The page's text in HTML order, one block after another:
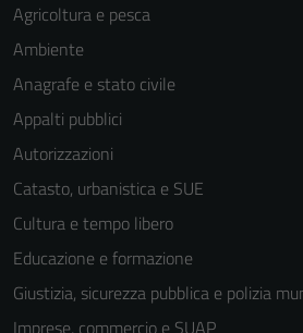
Agricoltura e pesca
Ambiente
Anagrafe e stato civile
Appalti pubblici
Autorizzazioni
Catasto, urbanistica e SUE
Cultura e tempo libero
Educazione e formazione
Giustizia, sicurezza pubblica e polizia
Imprese, commercio e SUAP